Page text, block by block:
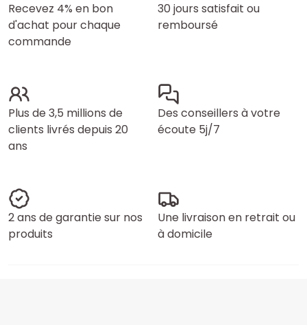
Recevez 4% en bon
d'achat pour chaque
commande
30 jours satisfait ou
remboursé
Plus de 3,5 millions de
clients livrés depuis 20
ans
Des conseillers à votre
écoute 5j/7
2 ans de garantie sur nos
produits
Une livraison en retrait ou
à domicile